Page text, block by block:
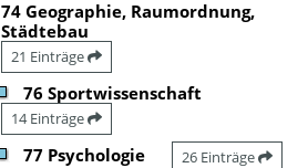
74 Geographie, Raumordnung,
Städtebau
21 Einträge
76 Sportwissenschaft
14 Einträge
77 Psychologie 26 Einträge